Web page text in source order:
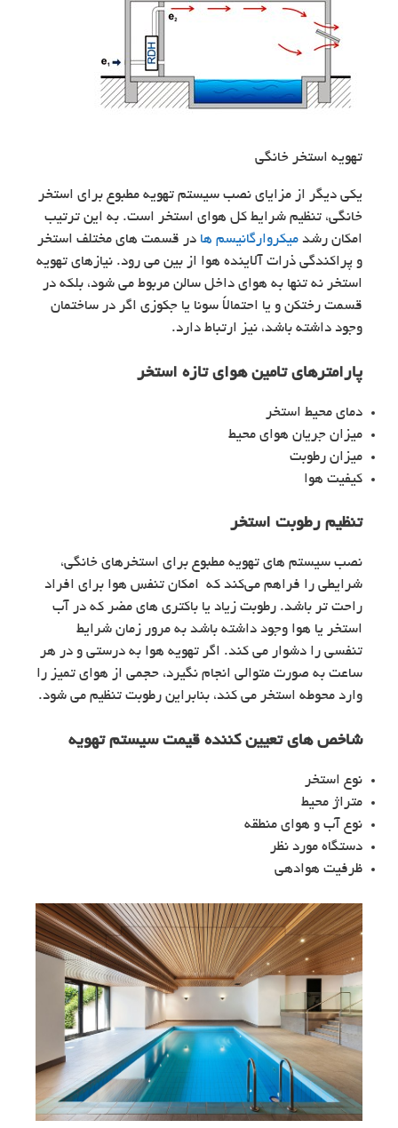
تهویه استخر خانگی
یکی دیگر از مزایای نصب سیستم تهویه مطبوع برای استخر
خانگی، تنظیم شرایط کل هوای استخر است. به این ترتیب
امکان رشد میکروارگانیسم ها در قسمت‌ های مختلف استخر
و پراکندگی ذرات آلاینده هوا از بین می رود. نیازهای تهویه
استخر نه تنها به هوای داخل سالن مربوط می شود، بلکه در
قسمت رختکن و یا احتمالاً سونا یا جکوزی اگر در ساختمان
وجود داشته باشد، نیز ارتباط دارد.
پارامترهای تامین هوای تازه استخر
دمای محیط استخر
میزان جریان هوای محیط
میزان رطوبت
کیفیت هوا
تنظیم رطوبت استخر
نصب سیستم های تهویه مطبوع برای استخرهای خانگی،
شرایطی را فراهم می‌کند که امکان تنفس هوا برای افراد
راحت تر باشد. رطوبت زیاد یا باکتری های مضر که در آب
استخر یا هوا وجود داشته باشد به مرور زمان شرایط
تنفسی را دشوار می کند. اگر تهویه هوا به درستی و در هر
ساعت به صورت متوالی انجام نگیرد، حجمی از هوای تمیز را
وارد محوطه استخر می‌ کند، بنابراین رطوبت تنظیم می‌ شود.
شاخص های تعیین کننده قیمت سیستم تهویه
نوع استخر
متراژ محیط
نوع آب و هوای منطقه
دستگاه مورد نظر
ظرفیت هوادهی